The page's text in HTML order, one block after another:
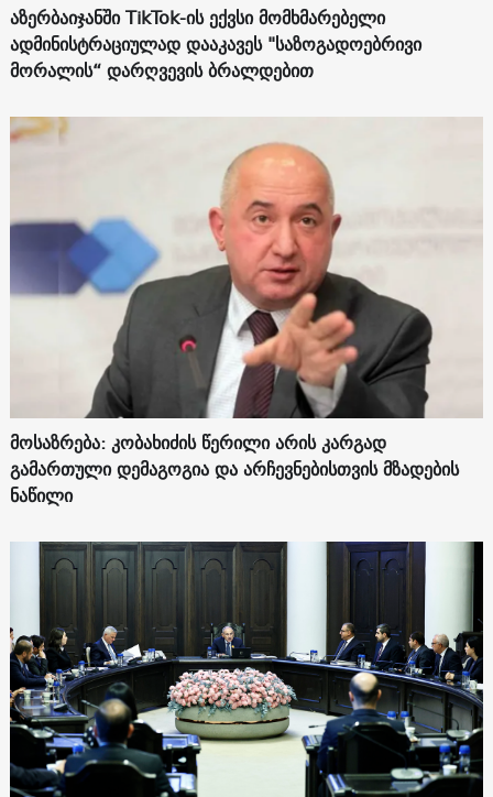
აზერბაიჯანში TikTok-ის ექვსი მომხმარებელი
ადმინისტრაციულად დააკავეს "საზოგადოებრივი
მორალის“ დარღვევის ბრალდებით
მოსაზრება: კობახიძის წერილი არის კარგად
გამართული დემაგოგია და არჩევნებისთვის მზადების
ნაწილი